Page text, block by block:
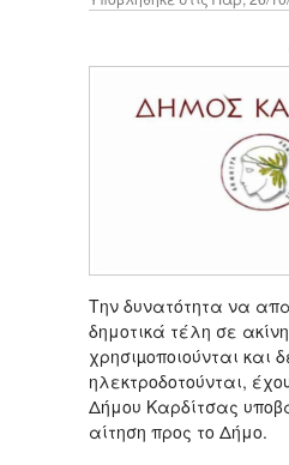
Την δυνατότητα να
δημοτικά τέλη σε
χρησιµοποιούνται και
ηλεκτροδοτούνται,
Δήμου Καρδίτσας
αίτηση προς το Δήμο.